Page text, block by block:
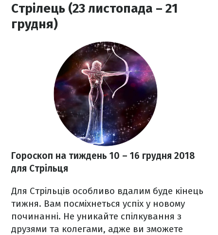
Стрілець (23 листопада – 21
грудня)
Гороскоп на тиждень 10 – 16 грудня 2018
для Стрільця
Для Стрільців особливо вдалим буде кінець
тижня. Вам посміхнеться успіх у новому
починанні. Не уникайте спілкування з
друзями та колегами, адже ви зможете